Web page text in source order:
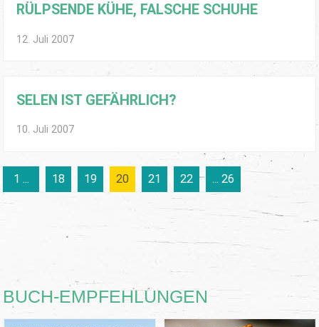
RÜLPSENDE KÜHE, FALSCHE SCHUHE
12. Juli 2007
SELEN IST GEFÄHRLICH?
10. Juli 2007
1 ... 18 19 20 21 22 ... 26
BUCH-EMPFEHLUNGEN